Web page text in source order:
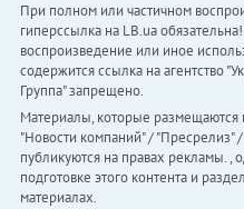
При полном или частичном
гиперссылка на LB.ua
воспроизведение или иное
содержится ссылка на агентство
Группа" запрещено.
Материалы, которые размещаются
"Новости компаний" / "Пресрелиз"
публикуются на правах рекламы. ,
подготовке этого контента и
материалах.